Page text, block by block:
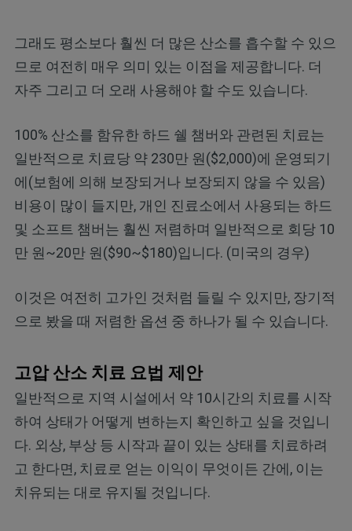
그래도 평소보다 훨씬 더 많은 산소를 흡수할 수 있으
므로 여전히 매우 의미 있는 이점을 제공합니다. 더
자주 그리고 더 오래 사용해야 할 수도 있습니다.
100% 산소를 함유한 하드 쉘 챔버와 관련된 치료는
일반적으로 치료당 약 230만 원($2,000)에 운영되기
에(보험에 의해 보장되거나 보장되지 않을 수 있음)
비용이 많이 들지만, 개인 진료소에서 사용되는 하드
및 소프트 챔버는 훨씬 저렴하며 일반적으로 회당 10
만 원~20만 원($90~$180)입니다. (미국의 경우)
이것은 여전히 고가인 것처럼 들릴 수 있지만, 장기적
으로 봤을 때 저렴한 옵션 중 하나가 될 수 있습니다.
고압 산소 치료 요법 제안
일반적으로 지역 시설에서 약 10시간의 치료를 시작
하여 상태가 어떻게 변하는지 확인하고 싶을 것입니
다. 외상, 부상 등 시작과 끝이 있는 상태를 치료하려
고 한다면, 치료로 얻는 이익이 무엇이든 간에, 이는
치유되는 대로 유지될 것입니다.